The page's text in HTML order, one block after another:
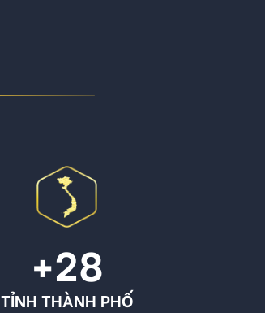
+28
TỈNH THÀNH PHỐ